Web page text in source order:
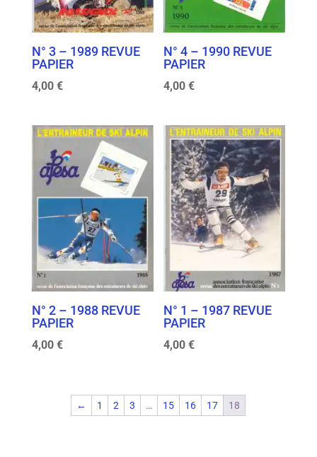
N° 3 – 1989 REVUE
PAPIER
4,00 €
N° 4 – 1990 REVUE
PAPIER
4,00€
N° 2 – 1988 REVUE
PAPIER
4,00 €
N° 1 – 1987 REVUE
PAPIER
4,00€
← 1 2 3 … 15 16 17 18